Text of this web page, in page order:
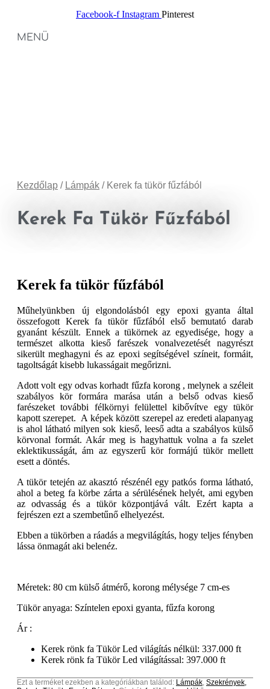
Facebook-f Instagram Pinterest
MENÜ
Kezdőlap / Lámpák / Kerek fa tükör fűzfából
Kerek Fa Tükör Fűzfából
Kerek fa tükör fűzfából
Műhelyünkben új elgondolásból egy epoxi gyanta által
összefogott Kerek fa tükör fűzfából első bemutató darab
gyanánt készült. Ennek a tükörnek az egyedisége, hogy a
természet alkotta kieső farészek vonalvezetését nagyrészt
sikerült meghagyni és az epoxi segítségével színeit, formáit,
tagoltságát kisebb lukasságait megőrizni.
Adott volt egy odvas korhadt fűzfa korong , melynek a széleit
szabályos kör formára marása után a belső odvas kieső
farészeket további félkörnyi felülettel kibővítve egy tükör
kapott szerepet. A képek között szerepel az eredeti alapanyag
is ahol látható milyen sok kieső, leeső adta a szabályos külső
körvonal formát. Akár meg is hagyhattuk volna a fa szelet
eklektikusságát, ám az egyszerű kör formájú tükör mellett
esett a döntés.
A tükör tetején az akasztó részénél egy patkós forma látható,
ahol a beteg fa körbe zárta a sérülésének helyét, ami egyben
az odvasság és a tükör központjává vált. Ezért kapta a
fejrészen ezt a szembetűnő elhelyezést.
Ebben a tükörben a ráadás a megvilágítás, hogy teljes fényben
lássa önmagát aki belenéz.
Méretek: 80 cm külső átmérő, korong mélysége 7 cm-es
Tükör anyaga: Színtelen epoxi gyanta, fűzfa korong
Ár :
Kerek rönk fa Tükör Led világítás nélkül: 337.000 ft
Kerek rönk fa Tükör Led világítással: 397.000 ft
Ezt a terméket ezekben a kategóriákban találod: Lámpák, Szekrények,